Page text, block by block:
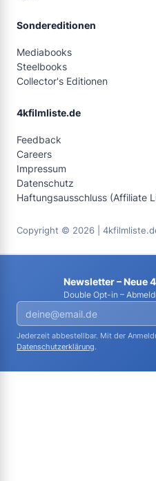
Sondereditionen
Mediabooks
Steelbooks
Collector's Editionen
4kfilmliste.de
Feedback
Careers
Impressum
Datenschutz
Haftungsausschluss (Affiliate
Copyright © 2026 |
Newsletter – Neue
Double Opt-in –
Jederzeit abbestellbar. Mit der
Datenschutzerklärung.